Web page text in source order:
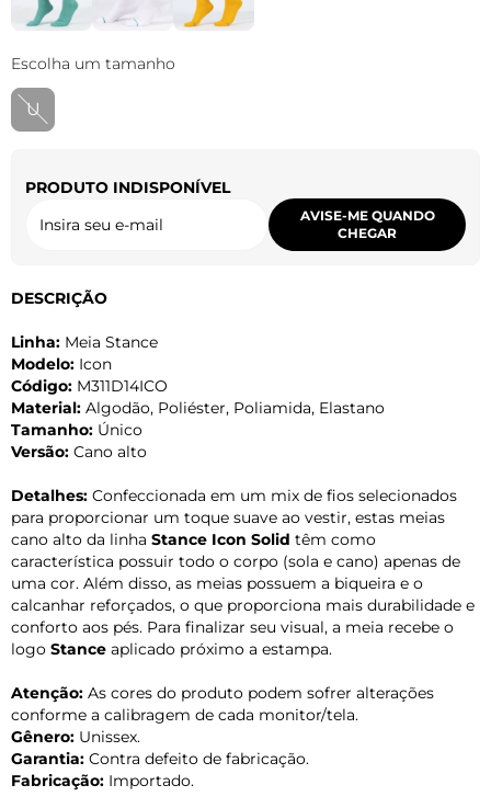
Escolha um tamanho
U
PRODUTO INDISPONÍVEL
AVISE-ME QUANDO
CHEGAR
DESCRIÇÃO
Linha: Meia Stance
Modelo: Icon
Código: M311D14ICO
Material: Algodão, Poliéster, Poliamida, Elastano
Tamanho: Único
Versão: Cano alto
Detalhes: Confeccionada em um mix de fios selecionados
para proporcionar um toque suave ao vestir, estas meias
cano alto da linha Stance Icon Solid têm como
característica possuir todo o corpo (sola e cano) apenas de
uma cor. Além disso, as meias possuem a biqueira e o
calcanhar reforçados, o que proporciona mais durabilidade e
conforto aos pés. Para finalizar seu visual, a meia recebe o
logo Stance aplicado próximo a estampa.
Atenção: As cores do produto podem sofrer alterações
conforme a calibragem de cada monitor/tela.
Gênero: Unissex.
Garantia: Contra defeito de fabricação.
Fabricação: Importado.